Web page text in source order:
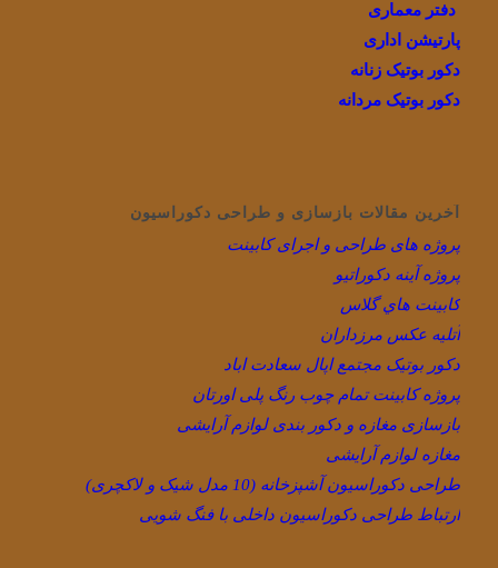
دفتر معماری
پارتیشن اداری
دکور بوتیک زنانه
دکور بوتیک مردانه
آخرین مقالات بازسازی و طراحی دکوراسیون
پروژه های طراحی و اجرای کابینت
پروژه آینه دکوراتیو
كابينت هاي گلاس
آتلیه عکس مرزداران
دکور بوتیک مجتمع اپال سعادت اباد
پروژه کابینت تمام چوب رنگ پلی اورتان
بازسازی مغازه و دکور بندی لوازم آرایشی
مغازه لوازم آرایشی
طراحی دکوراسیون آشپزخانه (10 مدل شیک و لاکچری)
ارتباط طراحی دکوراسیون داخلی با فنگ شویی